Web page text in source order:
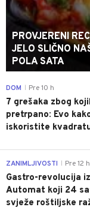
PROVJERENI
JELO SLIČNO
POLA SATA
DOM Pre 10 h
7 grešaka zbog
pretrpano: Evo
iskoristite
ZANIMLJIVOSTI Pre 12 h
Gastro-revolucija
Automat koji 24
svježe roštiljske